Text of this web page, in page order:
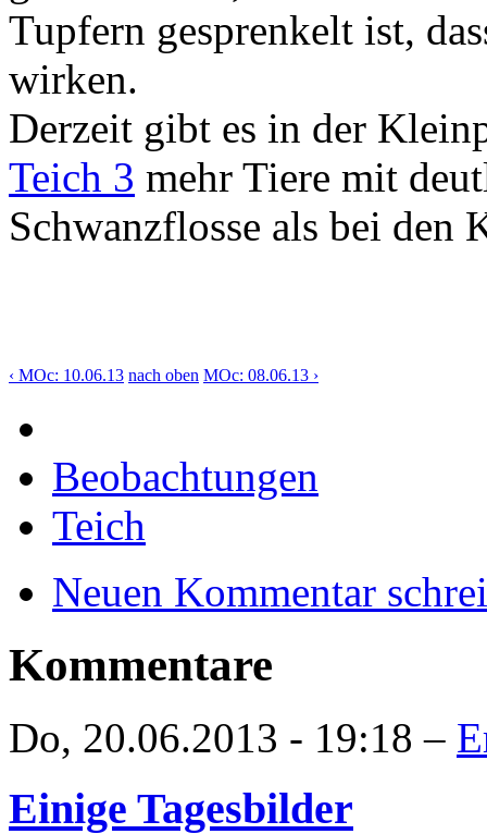
Tupfern gesprenkelt ist,
wirken.
Derzeit gibt es in der
Teich 3 mehr Tiere mit
Schwanzflosse als bei den
‹ MOc: 10.06.13 nach oben MOc: 08.06.13 ›
Beobachtungen
Teich
Neuen Kommentar
Kommentare
Do, 20.06.2013 - 19:18 –
Einige Tagesbilder